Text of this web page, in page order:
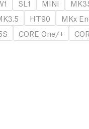
SL1 MINI
HT90
MKx
CORE One/+